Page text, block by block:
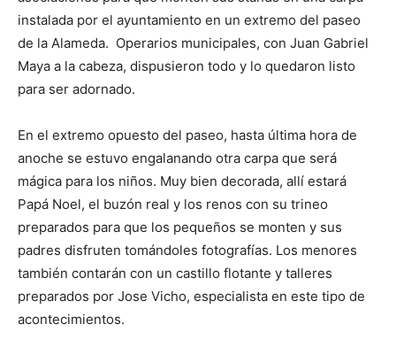
instalada por el ayuntamiento en un extremo del paseo
de la Alameda. Operarios municipales, con Juan Gabriel
Maya a la cabeza, dispusieron todo y lo quedaron listo
para ser adornado.
En el extremo opuesto del paseo, hasta última hora de
anoche se estuvo engalanando otra carpa que será
mágica para los niños. Muy bien decorada, allí estará
Papá Noel, el buzón real y los renos con su trineo
preparados para que los pequeños se monten y sus
padres disfruten tomándoles fotografías. Los menores
también contarán con un castillo flotante y talleres
preparados por Jose Vicho, especialista en este tipo de
acontecimientos.